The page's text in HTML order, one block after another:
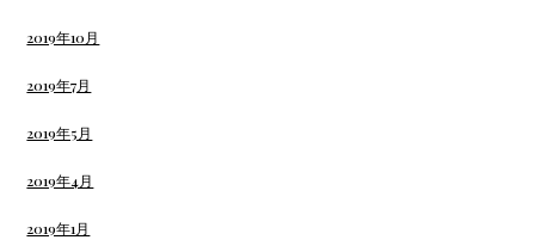
2019年10月
2019年7月
2019年5月
2019年4月
2019年1月